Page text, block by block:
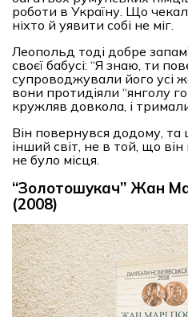
роботи в Україну. Що
ніхто й уявити собі не міг.
Леопольд тоді добре
своєї бабусі: “Я знаю, ти
супроводжували його усі
вони протидіяли “янголу
кружляв довкола, і
Він повернувся додому,
інший світ, не в той, що
не було місця.
“Золотошукач” Жан
(2008)